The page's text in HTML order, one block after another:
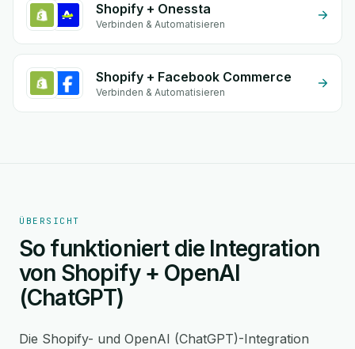
Shopify + Onessta
Verbinden & Automatisieren
Shopify + Facebook Commerce
Verbinden & Automatisieren
ÜBERSICHT
So funktioniert die Integration
von Shopify + OpenAI
(ChatGPT)
Die Shopify- und OpenAI (ChatGPT)-Integration